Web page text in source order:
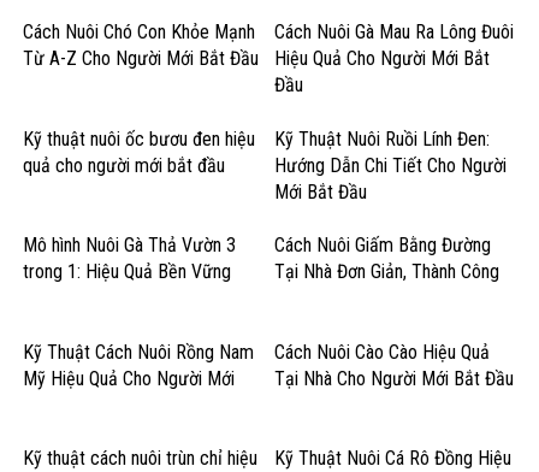
Cách Nuôi Chó Con Khỏe Mạnh
Từ A-Z Cho Người Mới Bắt Đầu
Cách Nuôi Gà Mau Ra Lông Đuôi
Hiệu Quả Cho Người Mới Bắt
Đầu
Kỹ thuật nuôi ốc bươu đen hiệu
quả cho người mới bắt đầu
Kỹ Thuật Nuôi Ruồi Lính Đen:
Hướng Dẫn Chi Tiết Cho Người
Mới Bắt Đầu
Mô hình Nuôi Gà Thả Vườn 3
trong 1: Hiệu Quả Bền Vững
Cách Nuôi Giấm Bằng Đường
Tại Nhà Đơn Giản, Thành Công
Kỹ Thuật Cách Nuôi Rồng Nam
Mỹ Hiệu Quả Cho Người Mới
Cách Nuôi Cào Cào Hiệu Quả
Tại Nhà Cho Người Mới Bắt Đầu
Kỹ thuật cách nuôi trùn chỉ hiệu
Kỹ Thuật Nuôi Cá Rô Đồng Hiệu